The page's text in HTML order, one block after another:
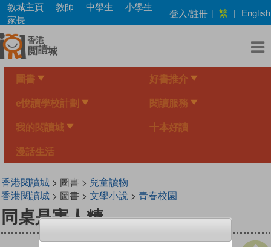
Skip
main
content
教城主頁 教師 中學生
小學生
家長
登入/註冊 | 繁 | English
圖書 好書推介
e悅讀學校計劃 閱讀服務
我的閱讀城 十本好讀
漫話生活
香港閱讀城> 圖書 > 兒童讀物
香港閱讀城> 圖書 > 文學小說 > 青春校園
同桌是害人精